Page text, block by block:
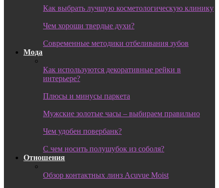
Как выбрать лучшую косметологическую клинику
Чем хороши твердые духи?
Современные методики отбеливания зубов
Мода
Как используются декоративные рейки в
интерьере?
Плюсы и минусы паркета
Мужские золотые часы – выбираем правильно
Чем удобен повербанк?
С чем носить полушубок из соболя?
Отношения
Обзор контактных линз Acuvue Moist